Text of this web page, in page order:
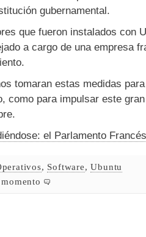
gubernamental.
que fueron instalados con
a cargo de una empresa
tomaran estas medidas
como para impulsar este
el Parlamento Francés
, Software,Ubuntu